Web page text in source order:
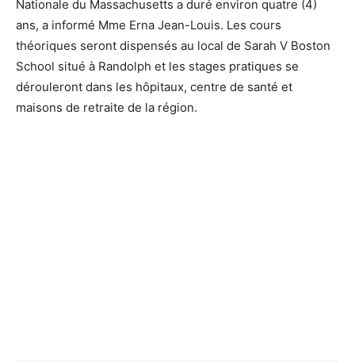
Nationale du Massachusetts a duré environ quatre (4)
ans, a informé Mme Erna Jean-Louis. Les cours
théoriques seront dispensés au local de Sarah V Boston
School situé à Randolph et les stages pratiques se
dérouleront dans les hôpitaux, centre de santé et
maisons de retraite de la région.